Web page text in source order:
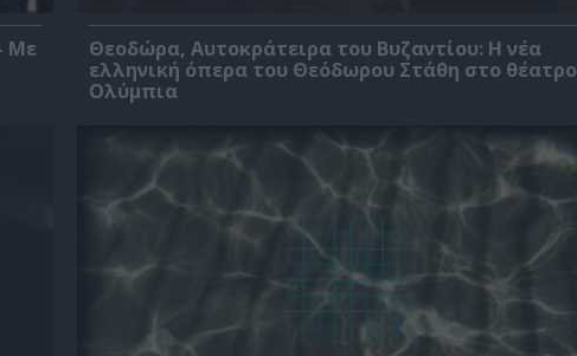
Με
Θεοδώρα, Αυτοκράτειρα του Βυζαντίου: Η νέα
ελληνική όπερα του Θεόδωρου Στάθη στο θέατρο
Ολύμπια